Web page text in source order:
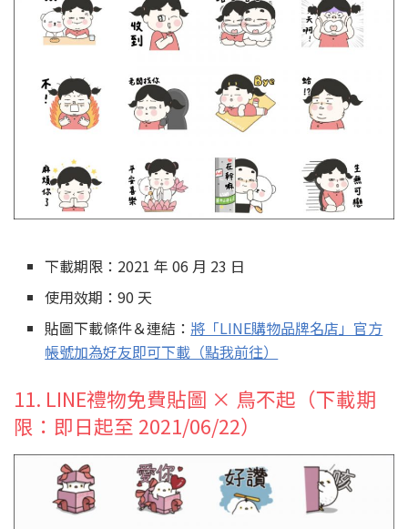
下載期限：2021 年 06 月 23 日
使用效期：90 天
貼圖下載條件＆連結： 將「LINE購物品牌名店」官方
帳號加為好友即可下載（點我前往）
11. LINE禮物免費貼圖 × 鳥不起（下載期
限：即日起至 2021/06/22）